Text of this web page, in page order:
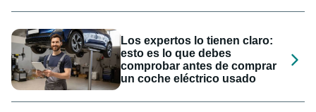
Los expertos lo tienen claro:
esto es lo que debes
comprobar antes de comprar
un coche eléctrico usado